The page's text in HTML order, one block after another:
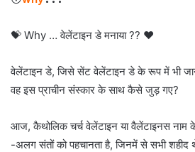
💝 Why … वेलेंटाइन डे मनाया ?? ❤
वेलेंटाइन डे, जिसे सेंट वेलेंटाइन डे के रूप में भी
वह इस प्राचीन संस्कार के साथ कैसे जुड़ गए?
आज, कैथोलिक चर्च वेलेंटाइन या वैलेंटाइनस
-अलग संतों को पहचानता है, जिनमें से सभी शहीद